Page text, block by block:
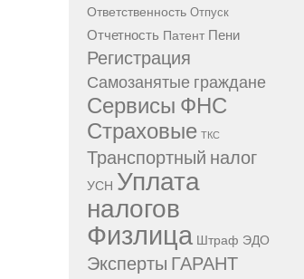
Ответственность Отпуск
Отчетность Патент Пени
Регистрация
Самозанятые граждане
Сервисы ФНС
Страховые ТКС
Транспортный налог
УСН Уплата
налогов
Физлица Штраф ЭДО
Эксперты ГАРАНТ